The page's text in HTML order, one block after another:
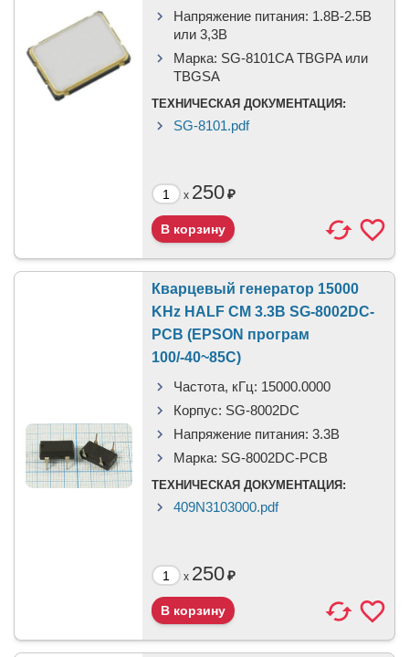
Напряжение питания: 1.8В-2.5B
или 3,3B
Марка: SG-8101CA TBGPA или
TBGSA
ТЕХНИЧЕСКАЯ ДОКУМЕНТАЦИЯ:
SG-8101.pdf
x 250₽
Кварцевый генератор 15000
KHz HALF CM 3.3В SG-8002DC-
PCB (EPSON програм
100/-40~85C)
Частота, кГц: 15000.0000
Корпус: SG-8002DC
Напряжение питания: 3.3В
Марка: SG-8002DC-PCB
ТЕХНИЧЕСКАЯ ДОКУМЕНТАЦИЯ:
409N3103000.pdf
x 250₽